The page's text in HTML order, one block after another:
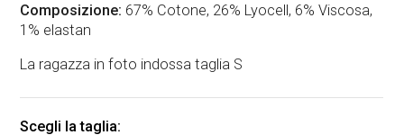
Composizione: 67% Cotone, 26% Lyocell, 6% Viscosa,
1% elastan
La ragazza in foto indossa taglia S